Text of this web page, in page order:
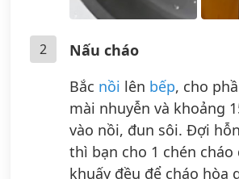
2
Nấu cháo
Bắc nồi lên bếp, cho
mài nhuyễn và khoảng
vào nồi, đun sôi. Đợi
thì bạn cho 1 chén cháo
khuấy đều để cháo hòa